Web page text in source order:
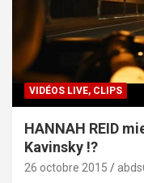
VIDÉOS LIVE, CLIPS
HANNAH REID
Kavinsky !?
26 octobre 2015